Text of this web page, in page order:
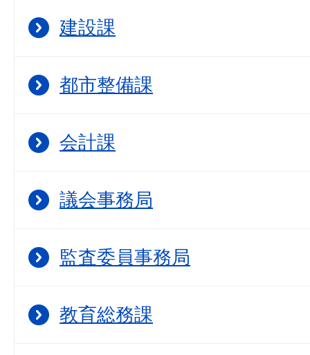
建設課
都市整備課
会計課
議会事務局
監査委員事務局
教育総務課